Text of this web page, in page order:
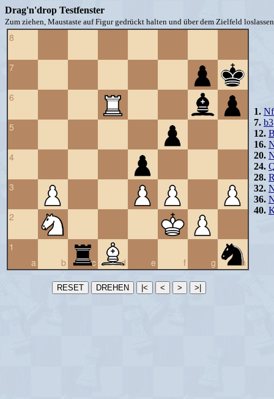
Drag'n'drop Testfenster
Zum ziehen, Maustaste auf Figur gedrückt halten und über dem Zielfeld
8
7
6
5
4
3
2
a
1
b
c d e f g h
RESET DREHEN |< < > >|
1.
7. b3
12.
16.
20.
24.
28.
32.
36.
40.